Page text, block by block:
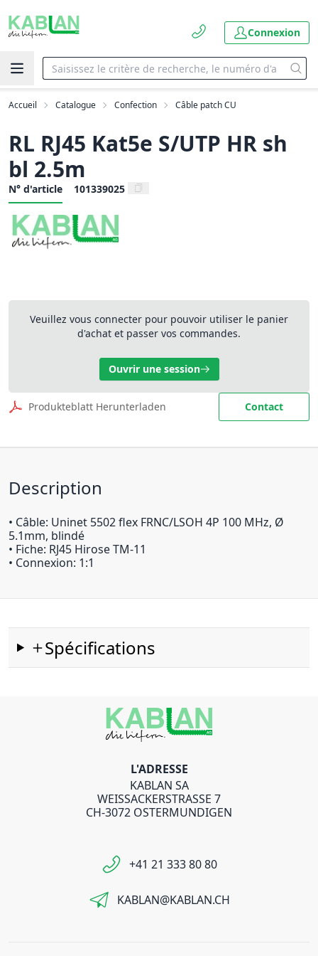
Connexion
Accueil Catalogue Confection Câble patch CU
RL RJ45 Kat5e S/UTP HR sh
bl 2.5m
N° d'article 101339025
Veuillez vous connecter pour pouvoir utiliser le panier
d'achat et passer vos commandes.
Ouvrir une session
Produkteblatt Herunterladen Contact
Description
• Câble: Uninet 5502 flex FRNC/LSOH 4P 100 MHz, Ø
5.1mm, blindé
• Fiche: RJ45 Hirose TM-11
• Connexion: 1:1
Spécifications
L'ADRESSE
KABLAN SA
WEISSACKERSTRASSE 7
CH-3072 OSTERMUNDIGEN
+41 21 333 80 80
KABLAN@KABLAN.CH